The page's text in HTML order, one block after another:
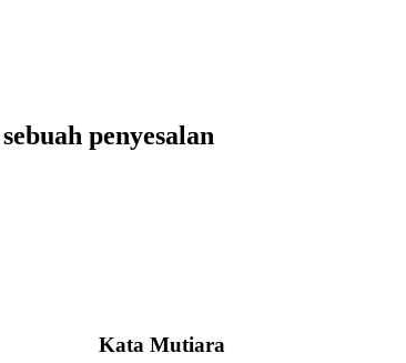
penyesalan
Kata Mutiara